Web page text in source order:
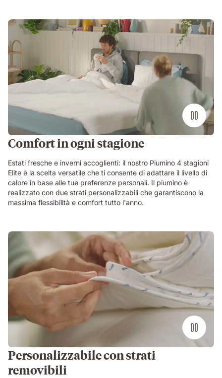
Comfort in ogni stagione
Estati fresche e inverni accoglienti: il nostro Piumino 4 stagioni
Elite è la scelta versatile che ti consente di adattare il livello di
calore in base alle tue preferenze personali. Il piumino è
realizzato con due strati personalizzabili che garantiscono la
massima flessibilità e comfort tutto l'anno.
Personalizzabile con strati
removibili